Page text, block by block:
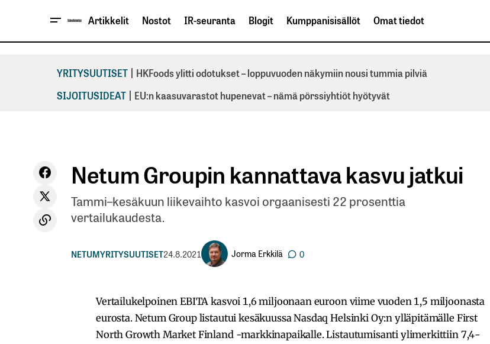
Artikkelit Nostot IR-seuranta Blogit Kumppanisisällöt Omat tiedot
YRITYSUUTISET | HKFoods ylitti odotukset – loppuvuoden näkymiin nousi tummia pilviä
SIJOITUSIDEAT | EU:n kaasuvarastot hupenevat – nämä pörssiyhtiöt hyötyvät
Netum Groupin kannattava kasvu jatkui
Tammi–kesäkuun liikevaihto kasvoi orgaanisesti 22 prosenttia
vertailukaudesta.
NETUMYRITYSUUTISET24.8.2021 Jorma Erkkilä 0
Vertailukelpoinen EBITA kasvoi 1,6 miljoonaan euroon viime vuoden 1,5 miljoonasta
eurosta. Netum Group listautui kesäkuussa Nasdaq Helsinki Oy:n ylläpitämälle First
North Growth Market Finland -markkinapaikalle. Listautumisanti ylimerkittiin 7,4-